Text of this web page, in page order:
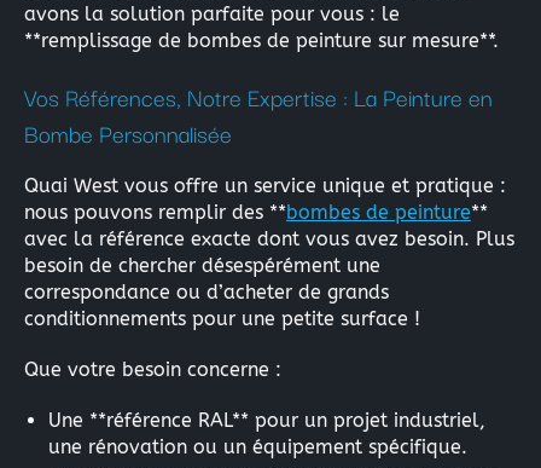
avons la solution parfaite pour vous : le
**remplissage de bombes de peinture sur mesure**.
Vos Références, Notre Expertise : La Peinture en
Bombe Personnalisée
Quai West vous offre un service unique et pratique :
nous pouvons remplir des **bombes de peinture**
avec la référence exacte dont vous avez besoin. Plus
besoin de chercher désespérément une
correspondance ou d’acheter de grands
conditionnements pour une petite surface !
Que votre besoin concerne :
Une **référence RAL** pour un projet industriel,
une rénovation ou un équipement spécifique.
Les colles structurales: Époxydes, Polyuréthanes,
Les colles souples